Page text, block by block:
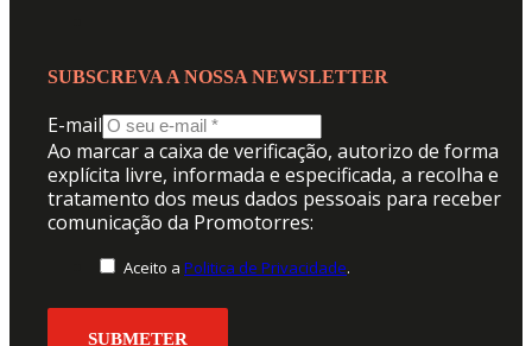
SUBSCREVA A NOSSA NEWSLETTER
E-mail
Ao marcar a caixa de verificação, autorizo de forma
explícita livre, informada e especificada, a recolha e
tratamento dos meus dados pessoais para receber
comunicação da Promotorres:
Aceito a Politica de Privacidade.
SUBMETER